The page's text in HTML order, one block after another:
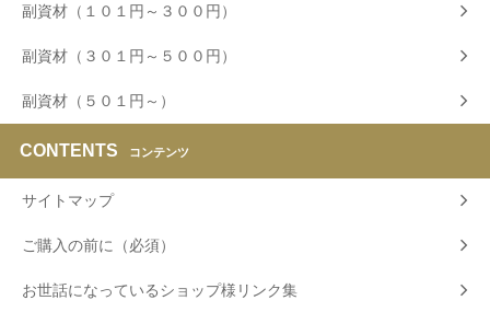
副資材（１０１円～３００円）
副資材（３０１円～５００円）
副資材（５０１円～）
CONTENTS コンテンツ
サイトマップ
ご購入の前に（必須）
お世話になっているショップ様リンク集